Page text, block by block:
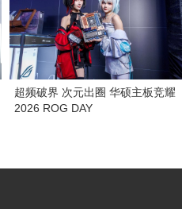
超频破界 次元出圈 华硕主板竞耀
2026 ROG DAY